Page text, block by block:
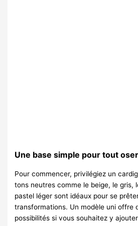
Une base simple pour tout oser
Pour commencer, privilégiez un
tons neutres comme le beige, le gris,
pastel léger sont idéaux pour se
transformations. Un modèle uni offre
possibilités si vous souhaitez y